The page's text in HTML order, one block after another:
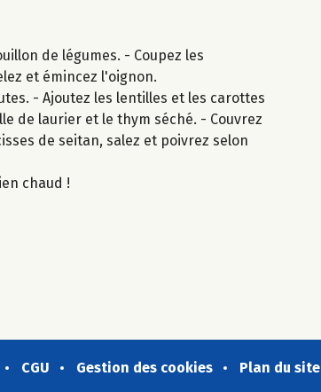
de légumes. - Coupez les
et émincez l'oignon.
- Ajoutez les lentilles et les carottes
de laurier et le thym séché. - Couvrez
de seitan, salez et poivrez selon
chaud !
CGU Gestion des cookies Plan du site